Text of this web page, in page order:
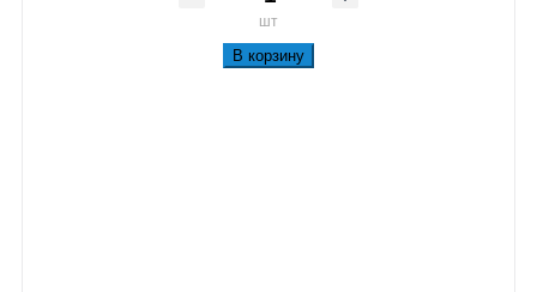
шт
В корзину